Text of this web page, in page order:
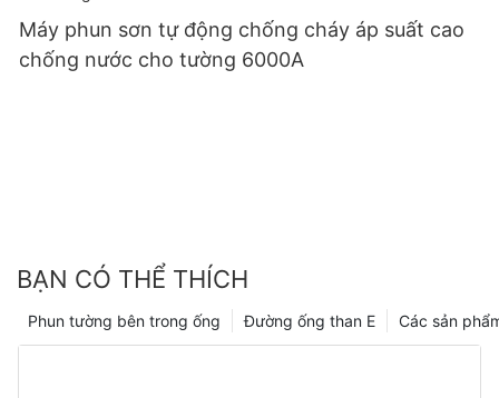
Máy phun sơn tự động chống cháy áp suất cao
chống nước cho tường 6000A
BẠN CÓ THỂ THÍCH
Các sản
Đường ống than E
Phun tường bên trong ống